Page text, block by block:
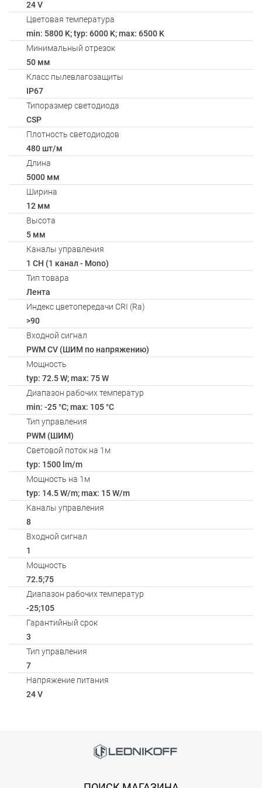
24 V
Цветовая температура
min: 5800 K; typ: 6000 K; max: 6500 K
Минимальный отрезок
50 мм
Класс пылевлагозащиты
IP67
Типоразмер светодиода
CSP
Плотность светодиодов
480 шт/м
Длина
5000 мм
Ширина
12 мм
Высота
5 мм
Каналы управления
1 CH (1 канал - Mono)
Тип товара
Лента
Индекс цветопередачи CRI (Ra)
>90
Входной сигнал
PWM СV (ШИМ по напряжению)
Мощность
typ: 72.5 W; max: 75 W
Диапазон рабочих температур
min: -25 °C; max: 105 °C
Тип управления
PWM (ШИМ)
Световой поток на 1м
typ: 1500 lm/m
Мощность на 1м
typ: 14.5 W/m; max: 15 W/m
Каналы управления
8
Входной сигнал
1
Мощность
72.5;75
Диапазон рабочих температур
-25;105
Гарантийный срок
3
Тип управления
7
Напряжение питания
24 V
АКСЕССУАРЫ